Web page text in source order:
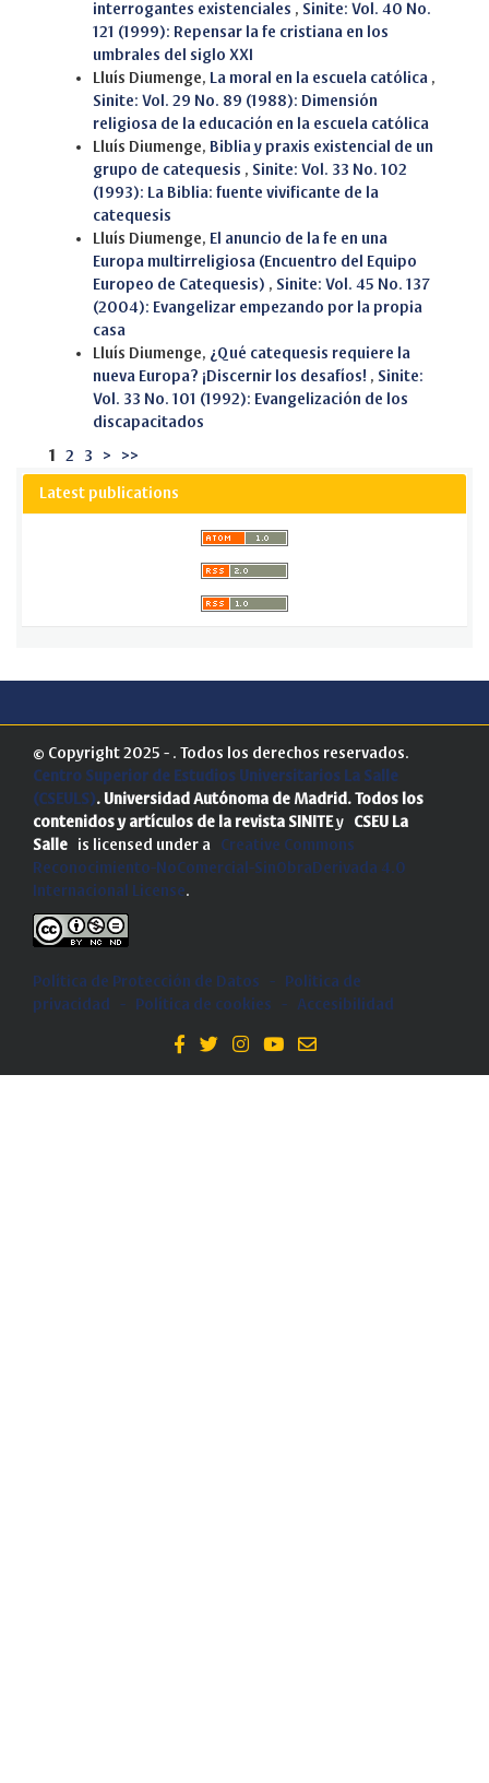
interrogantes existenciales , Sinite: Vol. 40 No.
121 (1999): Repensar la fe cristiana en los
umbrales del siglo XXI
Lluís Diumenge, La moral en la escuela católica ,
Sinite: Vol. 29 No. 89 (1988): Dimensión
religiosa de la educación en la escuela católica
Lluís Diumenge, Biblia y praxis existencial de un
grupo de catequesis , Sinite: Vol. 33 No. 102
(1993): La Biblia: fuente vivificante de la
catequesis
Lluís Diumenge, El anuncio de la fe en una
Europa multirreligiosa (Encuentro del Equipo
Europeo de Catequesis) , Sinite: Vol. 45 No. 137
(2004): Evangelizar empezando por la propia
casa
Lluís Diumenge, ¿Qué catequesis requiere la
nueva Europa? ¡Discernir los desafíos! , Sinite:
Vol. 33 No. 101 (1992): Evangelización de los
discapacitados
1 2 3 > >>
Latest publications
© Copyright 2025 - . Todos los derechos reservados.
Centro Superior de Estudios Universitarios La Salle
(CSEULS). Universidad Autónoma de Madrid. Todos los
contenidos y artículos de la revista SINITEy CSEU La
Salle is licensed under a Creative Commons
Reconocimiento-NoComercial-SinObraDerivada 4.0
Internacional License.
Política de Protección de Datos - Politica de
privacidad
- Política de cookies - Accesibilidad